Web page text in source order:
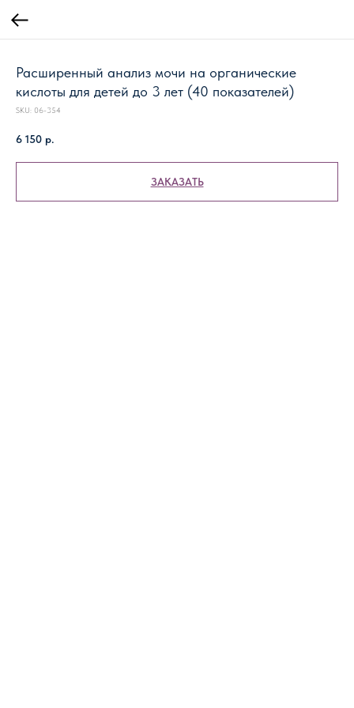
Расширенный анализ мочи на органические
кислоты для детей до 3 лет (40 показателей)
SKU: 06-354
6 150 р.
ЗАКАЗАТЬ